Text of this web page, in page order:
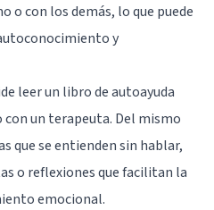
o con los demás, lo que puede
y
leer un libro de autoayuda
con un terapeuta. Del mismo
que se entienden sin hablar,
o reflexiones que facilitan la
emocional.